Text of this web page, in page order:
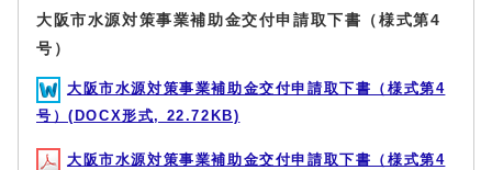
大阪市水源対策事業補助金交付申請取下書（様式第4
号）
大阪市水源対策事業補助金交付申請取下書（様式第4
号）(DOCX形式, 22.72KB)
大阪市水源対策事業補助金交付申請取下書（様式第4